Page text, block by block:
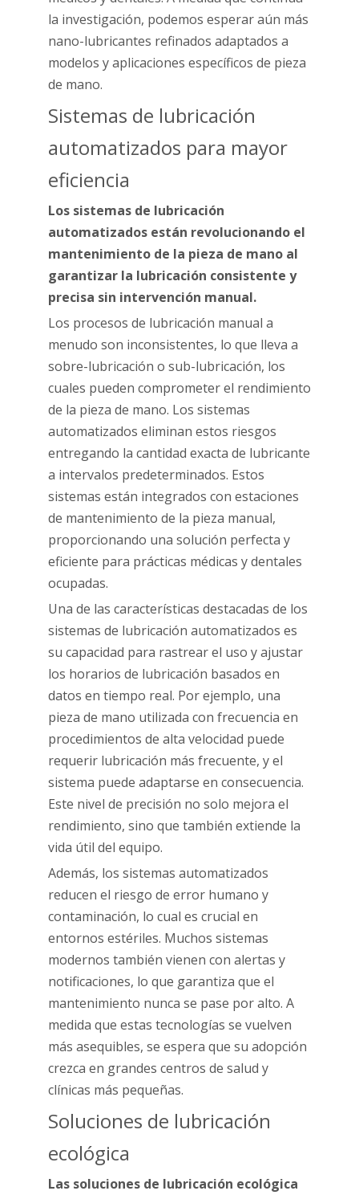
la investigación, podemos esperar aún más
nano-lubricantes refinados adaptados a
modelos y aplicaciones específicos de pieza
de mano.
Sistemas de lubricación
automatizados para mayor
eficiencia
Los sistemas de lubricación
automatizados están revolucionando el
mantenimiento de la pieza de mano al
garantizar la lubricación consistente y
precisa sin intervención manual.
Los procesos de lubricación manual a
menudo son inconsistentes, lo que lleva a
sobre-lubricación o sub-lubricación, los
cuales pueden comprometer el rendimiento
de la pieza de mano. Los sistemas
automatizados eliminan estos riesgos
entregando la cantidad exacta de lubricante
a intervalos predeterminados. Estos
sistemas están integrados con estaciones
de mantenimiento de la pieza manual,
proporcionando una solución perfecta y
eficiente para prácticas médicas y dentales
ocupadas.
Una de las características destacadas de los
sistemas de lubricación automatizados es
su capacidad para rastrear el uso y ajustar
los horarios de lubricación basados ​​en
datos en tiempo real. Por ejemplo, una
pieza de mano utilizada con frecuencia en
procedimientos de alta velocidad puede
requerir lubricación más frecuente, y el
sistema puede adaptarse en consecuencia.
Este nivel de precisión no solo mejora el
rendimiento, sino que también extiende la
vida útil del equipo.
Además, los sistemas automatizados
reducen el riesgo de error humano y
contaminación, lo cual es crucial en
entornos estériles. Muchos sistemas
modernos también vienen con alertas y
notificaciones, lo que garantiza que el
mantenimiento nunca se pase por alto. A
medida que estas tecnologías se vuelven
más asequibles, se espera que su adopción
crezca en grandes centros de salud y
clínicas más pequeñas.
Soluciones de lubricación
ecológica
Las soluciones de lubricación ecológica